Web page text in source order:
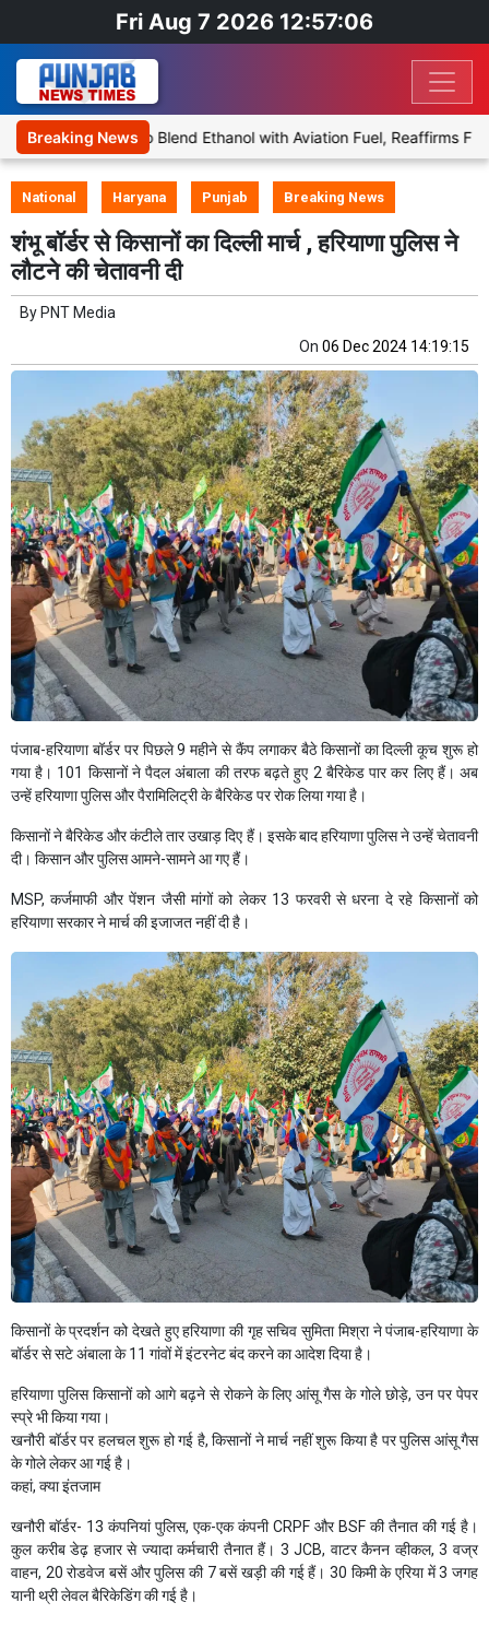
Fri Aug 7 2026 12:57:06
Breaking News
Proposal to Blend Ethanol with Aviation Fuel, Reaffirms Flight
National Haryana Punjab Breaking News
शंभू बॉर्डर से किसानों का दिल्ली मार्च , हरियाणा पुलिस ने
लौटने की चेतावनी दी
By PNT Media
On 06 Dec 2024 14:19:15
पंजाब-हरियाणा बॉर्डर पर पिछले 9 महीने से कैंप लगाकर बैठे किसानों का दिल्ली कूच शुरू हो
गया है। 101 किसानों ने पैदल अंबाला की तरफ बढ़ते हुए 2 बैरिकेड पार कर लिए हैं। अब
उन्हें हरियाणा पुलिस और पैरामिलिट्री के बैरिकेड पर रोक लिया गया है।
किसानों ने बैरिकेड और कंटीले तार उखाड़ दिए हैं। इसके बाद हरियाणा पुलिस ने उन्हें चेतावनी
दी। किसान और पुलिस आमने-सामने आ गए हैं।
MSP, कर्जमाफी और पेंशन जैसी मांगों को लेकर 13 फरवरी से धरना दे रहे किसानों को
हरियाणा सरकार ने मार्च की इजाजत नहीं दी है।
किसानों के प्रदर्शन को देखते हुए हरियाणा की गृह सचिव सुमिता मिश्रा ने पंजाब-हरियाणा के
बॉर्डर से सटे अंबाला के 11 गांवों में इंटरनेट बंद करने का आदेश दिया है।
हरियाणा पुलिस किसानों को आगे बढ़ने से रोकने के लिए आंसू गैस के गोले छोड़े, उन पर पेपर
स्प्रे भी किया गया।
खनौरी बॉर्डर पर हलचल शुरू हो गई है, किसानों ने मार्च नहीं शुरू किया है पर पुलिस आंसू गैस
के गोले लेकर आ गई है।
कहां, क्या इंतजाम
खनौरी बॉर्डर- 13 कंपनियां पुलिस, एक-एक कंपनी CRPF और BSF की तैनात की गई है।
कुल करीब डेढ़ हजार से ज्यादा कर्मचारी तैनात हैं। 3 JCB, वाटर कैनन व्हीकल, 3 वज्र
वाहन, 20 रोडवेज बसें और पुलिस की 7 बसें खड़ी की गई हैं। 30 किमी के एरिया में 3 जगह
यानी थ्री लेवल बैरिकेडिंग की गई है।